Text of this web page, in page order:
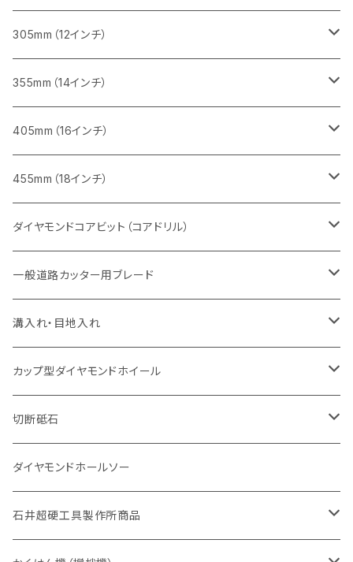
鋳鉄管切断用
ヒューム管・U字溝切断用
インターロッキング切断用
鋳鉄管切断用
ヒューム管・U字溝切断用
FRP切断用
塩ビ管・キッチンパネル切断用
大理石
インターロッキング切断用
鋳鉄管切断用
ヒューム管・U字溝切断用
レンガ切断用
インターロッキング切断用
鋳鉄管切断用
ヒューム管・U字溝切断用
ブロック切断用
レンガ切断用
インターロッキング切断用
鋳鉄管切断用
ヒューム管・U字溝切断用
コンクリート切断用
ブロック切断用
レンガ切断用
インターロッキング切断用
鋳鉄管切断用
ヒューム管・U字溝切断用
コンクリート切断用
一般道路カッター用
ブロック切断用
レンガ切断用
インターロッキング切断用
一般道路カッター用
ヒューム管・U字溝切断用
アスファルト切断用
一般道路カッター用
305mm（12インチ）
みかげ石（御影石）切断用
セグメント
セグメント（特殊凹凸加工チップ
鉄筋コンクリート切断用
セグメントタイプ
コンクリート切断用
セグメント
セグメント（特殊凸凹加工チップ
ブロック切断用
セグメント
セグメント（特殊凸凹加工チップ
レンガ切断用
セグメント
セグメント（特殊凸凹加工チップ
インターロッキング切断用
セグメントタイプ
一般道路カッター用
鋳鉄管切断用
セグメントタイプ
埋設鋳鉄管工事対応タイプ
ヒューム管・U字溝切断用
セグメント
セグメント（特殊凸凹加工チップ
アスファルト切断用
一般道路カッター用
355mm（14インチ）
みかげ石（御影石）切断用
セグメント
セグメント（特殊凸凹加工チップ
鉄筋コンクリート切断用
セグメントタイプ
コンクリート切断用
セグメント
セグメント（特殊凸凹加工チップ
ブロック切断用
セグメント
セグメント（特殊凸凹加工チップ
レンガ切断用
セグメント
セグメント（特殊凸凹加工チップ
インターロッキング切断用
セグメントタイプ
一般道路カッター用
鋳鉄管切断用
セグメントタイプ
埋設鋳鉄管工事対応タイプ
ヒューム管・U字溝切断用
セグメントタイプ
セグメント（特殊凸凹加工チップ
アスファルト切断用
405mm（16インチ）
みかげ石（御影石）切断用
セグメントタイプ
コンクリート切断用
セグメントタイプ
一般道路カッター用
鉄筋コンクリート切断用
セグメントタイプ
インターロッキング切断用
セグメントタイプ
一般道路カッター用
鋳鉄管切断用
セグメントタイプ
埋設鋳鉄管工事対応タイプ
ヒューム管・U字溝切断用
セグメントタイプ
アスファルト切断用
一般道路カッター用
455mm（18インチ）
道路コンクリート切断用
道路アスファルト切断用
ダイヤモンドコアビット（コアドリル）
Aロット
有効長 250mm
有効長 370mm
Ｃロット
有効長 250mm
M27
有効長 250mm
一般道路カッター用ブレード
道路（アスファルト用）
255mm（10インチ）
305mm（12インチ）
道路（コンクリート舗装面）
255mm（10インチ）
305mm（12インチ）
道路（アス・コン兼用）
305mm（12インチ）
355mm（14インチ）
溝入れ・目地入れ
V型チップ
ストレート型チップ
U型チップ
カップ型ダイヤモンドホイール
100mm（4インチ）
125mm（5インチ）
切断砥石
金属用
305mm（12インチ）
355mm（14インチ）
非金属用
ダイヤモンドホールソー
石井超硬工具製作所商品